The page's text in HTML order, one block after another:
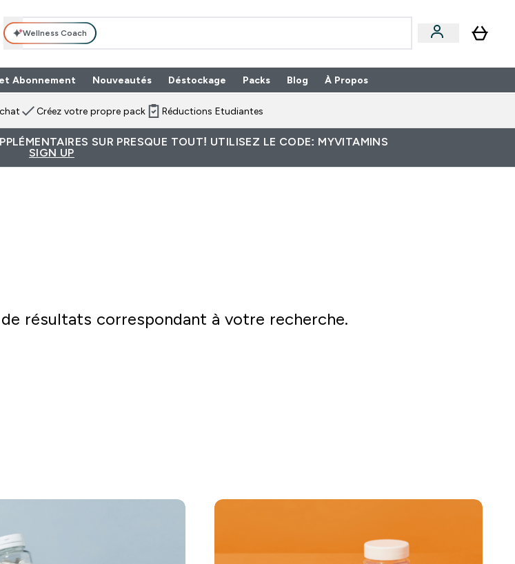
Wellness Coach
Abonnement Nouveautés Déstockage Packs Enter Packs submenu
Blog À Propos
Créez votre propre pack Réductions Etudiantes
SUR PRESQUE TOUT! UTILISEZ LE CODE: MYVITAMINS
SIGN UP
résultats correspondant à votre recherche.